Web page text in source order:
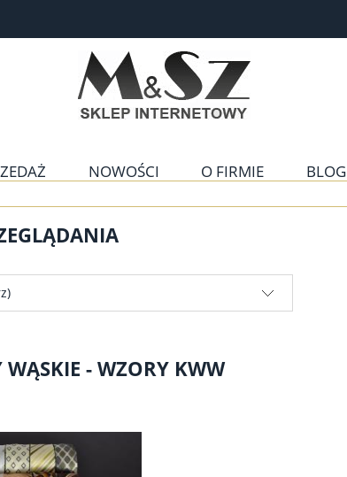
NOWOŚCI O FIRMIE BLOG
WĄSKIE - WZORY KWW